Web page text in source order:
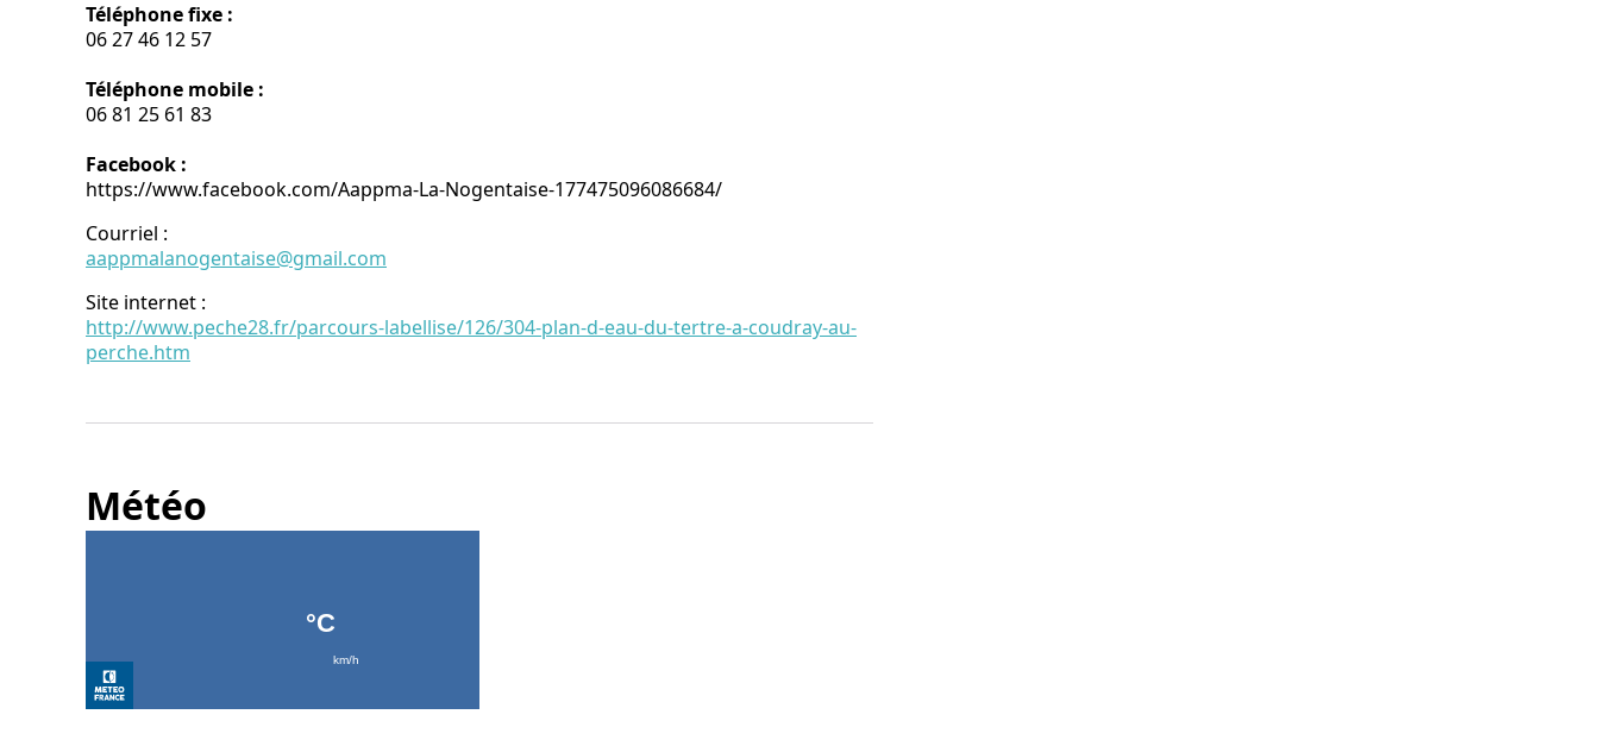
Téléphone fixe :
06 27 46 12 57
Téléphone mobile :
06 81 25 61 83
Facebook :
https://www.facebook.com/Aappma-La-Nogentaise-177475096086684/
Courriel :
aappmalanogentaise@gmail.com
Site internet :
http://www.peche28.fr/parcours-labellise/126/304-plan-d-eau-du-tertre-a-coudray-au-
perche.htm
Météo